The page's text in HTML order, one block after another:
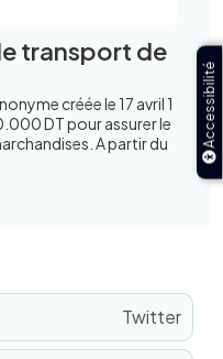
Accessibilité
transport de
créée le 17 avril 1
DT pour assurer le
A partir du
Twitter